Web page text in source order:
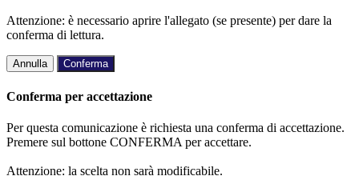
Attenzione: è necessario aprire l'allegato (se presente) per dare la
conferma di lettura.
Annulla Conferma
Conferma per accettazione
Per questa comunicazione è richiesta una conferma di accettazione.
Premere sul bottone CONFERMA per accettare.
Attenzione: la scelta non sarà modificabile.